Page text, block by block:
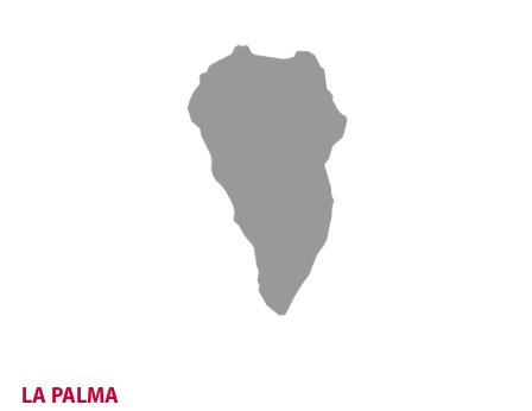
LA PALMA